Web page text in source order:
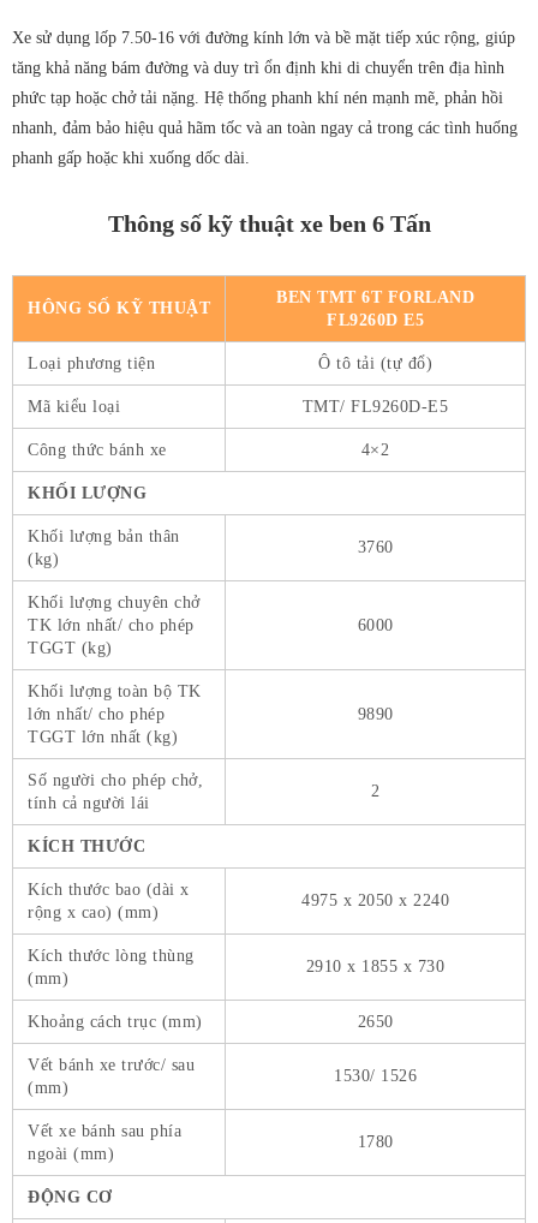
Xe sử dụng lốp 7.50-16 với đường kính lớn và bề mặt tiếp xúc rộng, giúp
tăng khả năng bám đường và duy trì ổn định khi di chuyển trên địa hình
phức tạp hoặc chở tải nặng. Hệ thống phanh khí nén mạnh mẽ, phản hồi
nhanh, đảm bảo hiệu quả hãm tốc và an toàn ngay cả trong các tình huống
phanh gấp hoặc khi xuống dốc dài.
Thông số kỹ thuật xe ben 6 Tấn
HÔNG SỐ KỸ THUẬT
BEN TMT 6T FORLAND
FL9260D E5
Loại phương tiện Ô tô tải (tự đổ)
Mã kiểu loại TMT/ FL9260D-E5
Công thức bánh xe 4×2
KHỐI LƯỢNG
Khối lượng bản thân
(kg)
3760
Khối lượng chuyên chở
TK lớn nhất/ cho phép
TGGT (kg)
6000
Khối lượng toàn bộ TK
lớn nhất/ cho phép
TGGT lớn nhất (kg)
9890
Số người cho phép chở,
tính cả người lái
2
KÍCH THƯỚC
Kích thước bao (dài x
rộng x cao) (mm)
4975 x 2050 x 2240
Kích thước lòng thùng
(mm)
2910 x 1855 x 730
Khoảng cách trục (mm) 2650
Vết bánh xe trước/ sau
(mm)
1530/ 1526
Vết xe bánh sau phía
ngoài (mm)
1780
ĐỘNG CƠ